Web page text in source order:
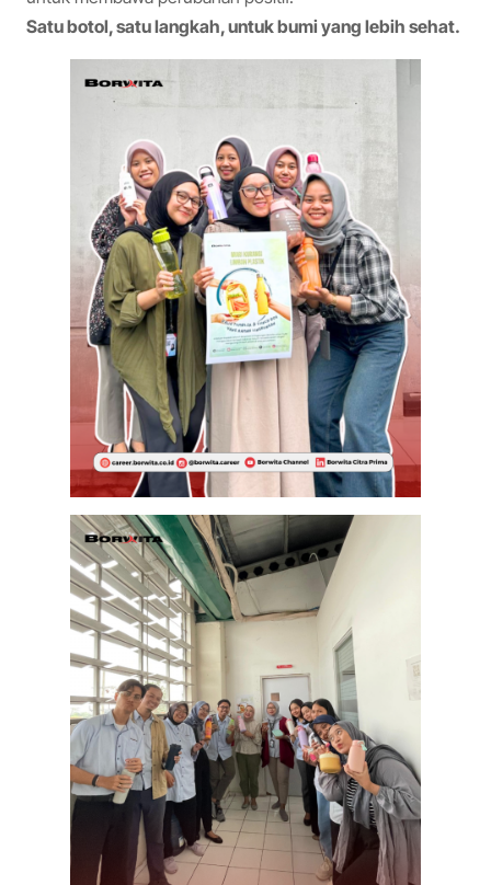
Satu botol, satu langkah, untuk bumi yang lebih sehat.